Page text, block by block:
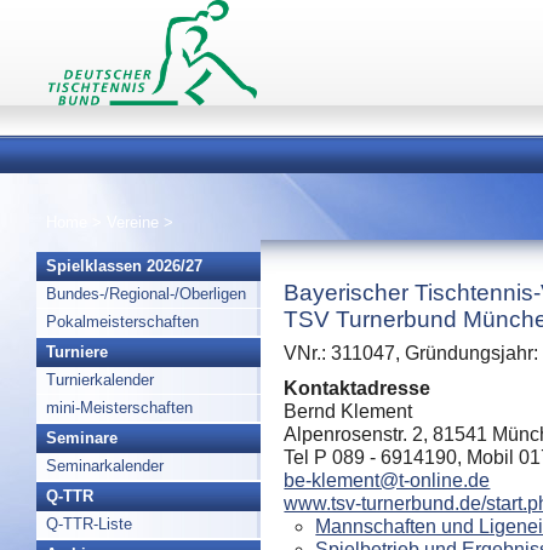
Vereine >
Spielklassen 2026/27
Bundes-/Regional-/Oberligen
Pokalmeisterschaften
Turniere
Turnierkalender
mini-Meisterschaften
Seminare
Seminarkalender
Q-TTR
Q-TTR-Liste
Bayerischer
TSV Turnerbund
VNr.: 311047,
Kontaktadresse
Bernd Klement
Alpenrosenstr. 2, 81541
Tel P 089 - 6914190, Mobil
be-klement@t-online.de
www.tsv-turnerbund.de/
Mannschaften und